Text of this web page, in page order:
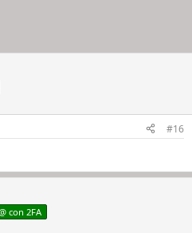
#16
con 2FA